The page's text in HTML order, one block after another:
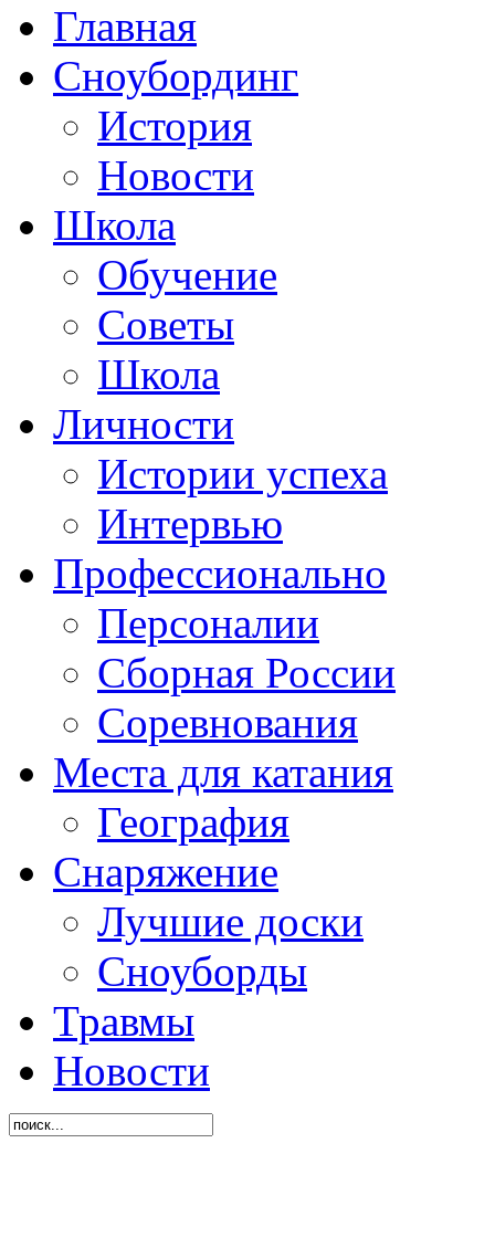
Главная
Сноубординг
История
Новости
Школа
Обучение
Советы
Школа
Личности
Истории успеха
Интервью
Профессионально
Персоналии
Сборная России
Соревнования
Места для катания
География
Снаряжение
Лучшие доски
Сноуборды
Травмы
Новости